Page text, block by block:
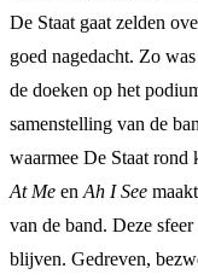
De Staat gaat zelden
goed nagedacht. Zo
de doeken op het
samenstelling van de
waarmee De Staat
At Me en Ah I See
van de band. Deze
blijven. Gedreven,